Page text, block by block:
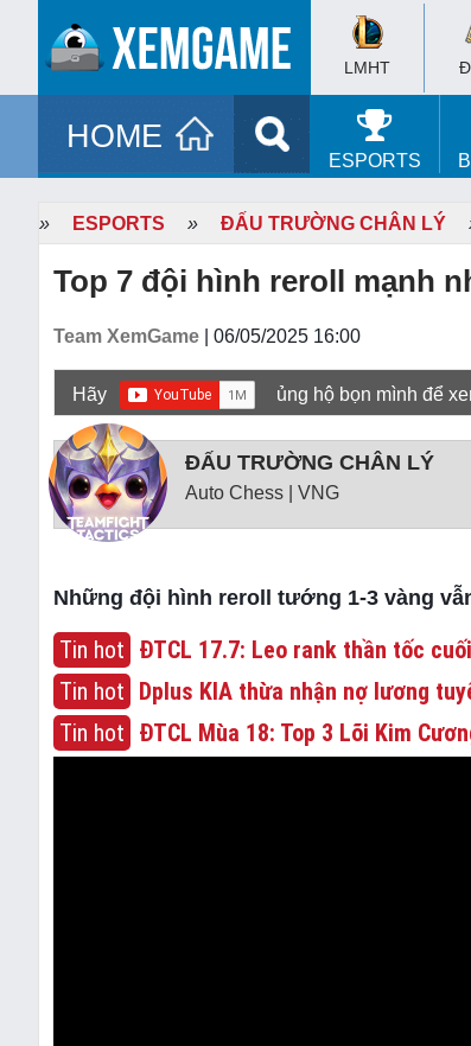
LMHT
HOME
ESPORTS
» ESPORTS » ĐẤU TRƯỜNG CHÂN LÝ
Top 7 đội hình reroll mạnh
Team XemGame | 06/05/2025 16:00
Hãy ủng hộ bọn mình để
ĐẤU TRƯỜNG CHÂN LÝ
Auto Chess | VNG
Những đội hình reroll tướng 1-3 vàng
Tin hot ĐTCL 17.7: Leo rank thần tốc
Tin hot Dplus KIA thừa nhận nợ lương
Tin hot ĐTCL Mùa 18: Top 3 Lõi Kim